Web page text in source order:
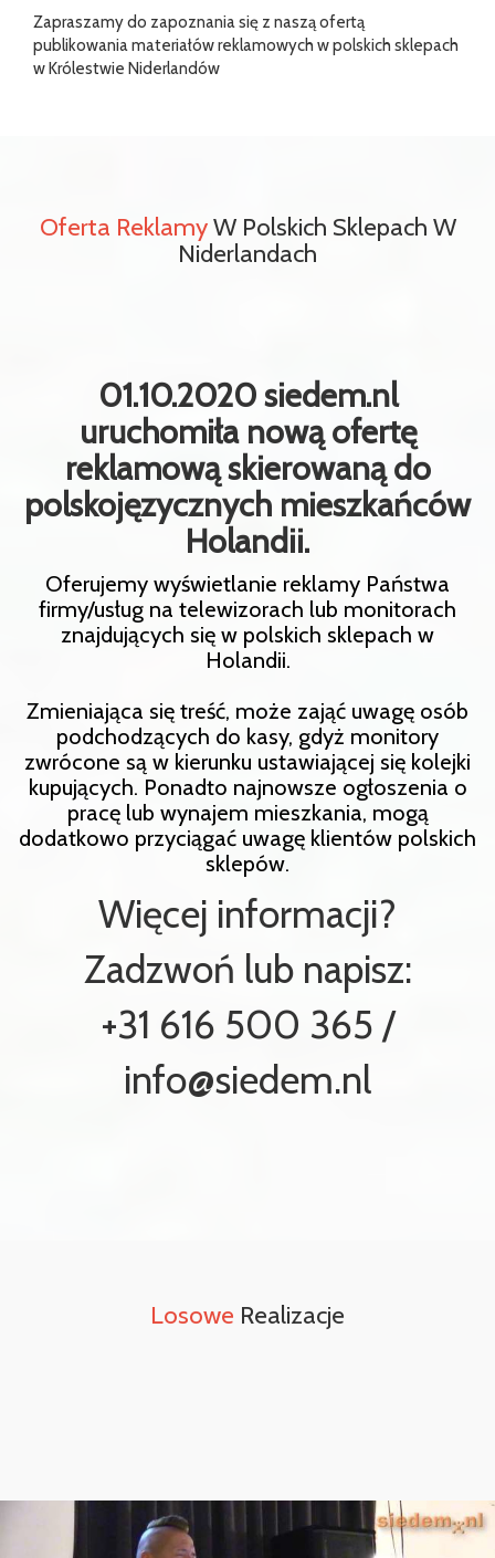
Zapraszamy do zapoznania się z naszą ofertą
publikowania materiałów reklamowych w polskich sklepach
w Królestwie Niderlandów
Oferta ReklamyW Polskich Sklepach W
Niderlandach
01.10.2020 siedem.nl
uruchomiła nową ofertę
reklamową skierowaną do
polskojęzycznych mieszkańców
Holandii.
Oferujemy wyświetlanie reklamy Państwa
firmy/usług na telewizorach lub monitorach
znajdujących się w polskich sklepach w
Holandii.
Zmieniająca się treść, może zająć uwagę osób
podchodzących do kasy, gdyż monitory
zwrócone są w kierunku ustawiającej się kolejki
kupujących. Ponadto najnowsze ogłoszenia o
pracę lub wynajem mieszkania, mogą
dodatkowo przyciągać uwagę klientów polskich
sklepów.
Więcej informacji?
Zadzwoń lub napisz:
+31 616 500 365 /
info@siedem.nl
Losowe Realizacje